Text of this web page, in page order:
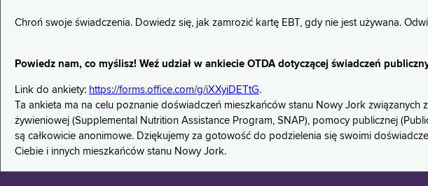
Chroń swoje świadczenia. Dowiedz się, jak zamrozić kartę EBT, gdy nie jest używana.
Powiedz nam, co myślisz! Weź udział w ankiecie OTDA dotyczącej świadczeń
Link do ankiety: https://forms.office.com/g/iXXyiDETtG.
Ta ankieta ma na celu poznanie doświadczeń mieszkańców stanu Nowy Jork
żywieniowej (Supplemental Nutrition Assistance Program, SNAP), pomocy publicznej
są całkowicie anonimowe. Dziękujemy za gotowość do podzielenia się swoimi
Ciebie i innych mieszkańców stanu Nowy Jork.